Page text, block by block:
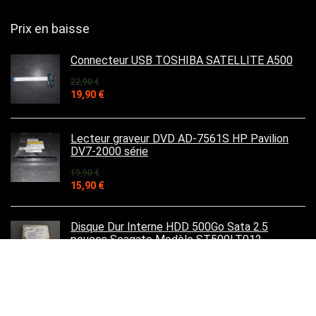
Prix en baisse
Connecteur USB TOSHIBA SATELLITE A500
22,90€
Le
initial
était :
22,90 €.
19,90 €Le
actuel
19,90 €.
Lecteur graveur DVD AD-7561S HP Pavilion
DV7-2000 série
19,90€
Le
initial
était :
19,90 €.
15,90 €Le
actuel
est :
15,90 €.
Disque Dur Interne HDD 500Go Sata 2.5
pouces Seagate Modèle ST500LT012